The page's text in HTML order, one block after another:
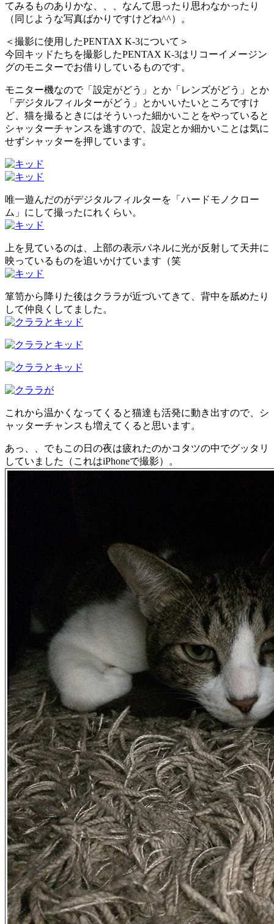
てみるものありかな、、、なんて思ったり思わなかったり
（同じような写真ばかりですけどね^^）。
＜撮影に使用したPENTAX K-3について＞
今回キッドたちを撮影したPENTAX K-3はリコーイメージン
グのモニターでお借りしているものです。
モニター機なので「設定がどう」とか「レンズがどう」とか
「デジタルフィルターがどう」とかいいたいところですけ
ど、猫を撮るときにはそういった細かいことをやっていると
シャッターチャンスを逃すので、設定とか細かいことは気に
せずシャッターを押しています。
唯一遊んだのがデジタルフィルターを「ハードモノクロー
ム」にして撮ったにれくらい。
上を見ているのは、上部の表示パネルに光が反射して天井に
映っているものを追いかけています（笑
箪笥から降りた後はクララが近づいてきて、背中を舐めたり
して仲良くしてました。
これから温かくなってくると猫達も活発に動き出すので、シ
ャッターチャンスも増えてくると思います。
あっ、、でもこの日の夜は疲れたのかコタツの中でグッタリ
していました（これはiPhoneで撮影）。